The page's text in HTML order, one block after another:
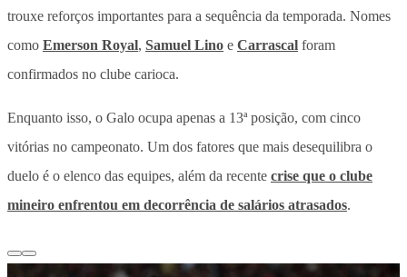
trouxe reforços importantes para a sequência da temporada. Nomes
como Emerson Royal, Samuel Lino e Carrascal foram
confirmados no clube carioca.
Enquanto isso, o Galo ocupa apenas a 13ª posição, com cinco
vitórias no campeonato. Um dos fatores que mais desequilibra o
duelo é o elenco das equipes, além da recente crise que o clube
mineiro enfrentou em decorrência de salários atrasados.